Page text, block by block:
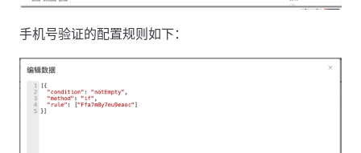
手机号验证的配置规则如下：